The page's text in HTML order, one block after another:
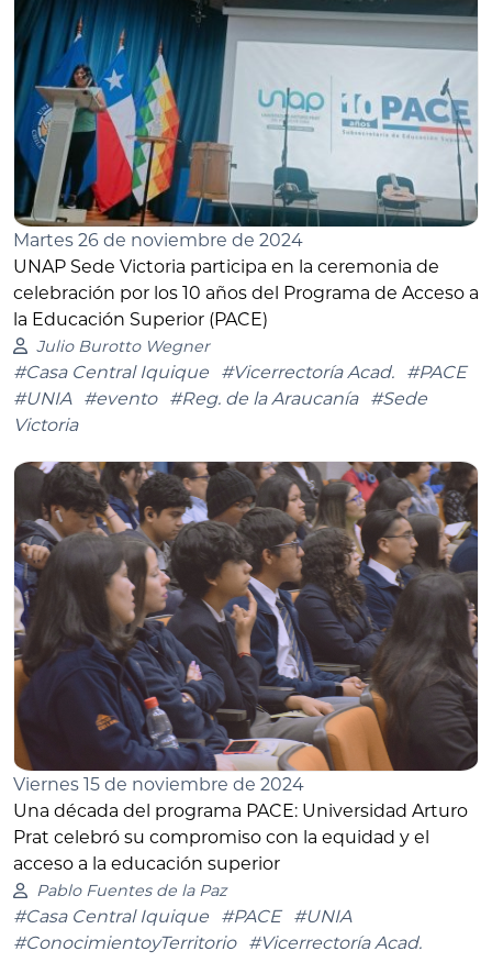
Martes 26 de noviembre de 2024
UNAP Sede Victoria participa en la ceremonia de
celebración por los 10 años del Programa de Acceso a
la Educación Superior (PACE)
Julio Burotto Wegner
#Casa Central Iquique #Vicerrectoría Acad.
#PACE
#UNIA
#evento #Reg. de la Araucanía
#Sede
Victoria
Viernes 15 de noviembre de 2024
Una década del programa PACE: Universidad Arturo
Prat celebró su compromiso con la equidad y el
acceso a la educación superior
Pablo Fuentes de la Paz
#Casa Central Iquique #PACE
#UNIA
#ConocimientoyTerritorio
#Vicerrectoría Acad.